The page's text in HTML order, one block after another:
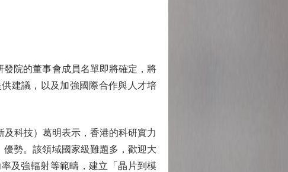
院的董事會成員名單即將確定，將
建議，以及加強國際合作與人才培
科技）葛明表示，香港的科研實力
勢。該領域國家級難題多，歡迎大
及強輻射等範疇，建立「晶片到模